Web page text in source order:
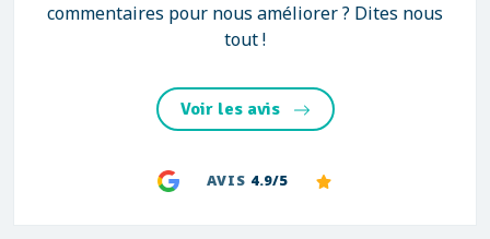
commentaires pour nous améliorer ? Dites nous
tout !
Voir les avis
AVIS 4.9/5